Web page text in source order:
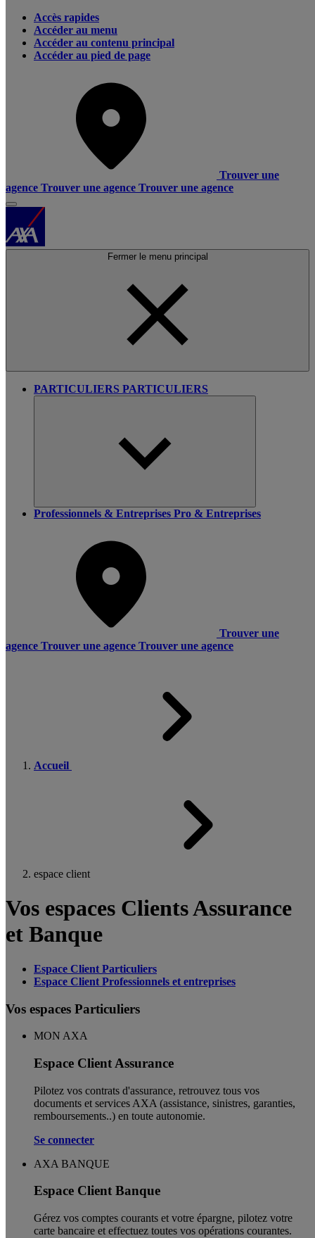
Accès rapides
Accéder au menu
Accéder au contenu principal
Accéder au pied de page
Trouver une
agence Trouver une agence Trouver une agence
Fermer le menu principal
PARTICULIERS PARTICULIERS
Professionnels & Entreprises Pro & Entreprises
Trouver une
agence Trouver une agence Trouver une agence
Accueil
espace client
Vos espaces Clients Assurance
et Banque
Espace Client Particuliers
Espace Client Professionnels et entreprises
Vos espaces Particuliers
MON AXA
Espace Client Assurance
Pilotez vos contrats d'assurance, retrouvez tous vos
documents et services AXA (assistance, sinistres, garanties,
remboursements..) en toute autonomie. ​
Se connecter
AXA BANQUE
Espace Client Banque
Gérez vos comptes courants et votre épargne, pilotez votre
carte bancaire et effectuez toutes vos opérations courantes.